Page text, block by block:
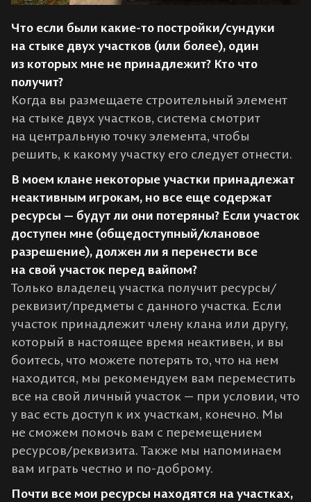
Что если были какие-то постройки/сундуки
на стыке двух участков (или более), один
из которых мне не принадлежит? Кто что
получит?
Когда вы размещаете строительный элемент
на стыке двух участков, система смотрит
на центральную точку элемента, чтобы
решить, к какому участку его следует отнести.
В моем клане некоторые участки принадлежат
неактивным игрокам, но все еще содержат
ресурсы — будут ли они потеряны? Если участок
доступен мне (общедоступный/клановое
разрешение), должен ли я перенести все
на свой участок перед вайпом?
Только владелец участка получит ресурсы/
реквизит/предметы с данного участка. Если
участок принадлежит члену клана или другу,
который в настоящее время неактивен, и вы
боитесь, что можете потерять то, что на нем
находится, мы рекомендуем вам переместить
все на свой личный участок — при условии, что
у вас есть доступ к их участкам, конечно. Мы
не сможем помочь вам с перемещением
ресурсов/реквизита. Также мы напоминаем
вам играть честно и по-доброму.
Почти все мои ресурсы находятся на участках,